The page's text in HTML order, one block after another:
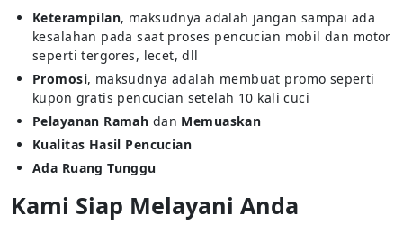
Keterampilan, maksudnya adalah jangan sampai ada
kesalahan pada saat proses pencucian mobil dan motor
seperti tergores, lecet, dll
Promosi, maksudnya adalah membuat promo seperti
kupon gratis pencucian setelah 10 kali cuci
Pelayanan Ramah dan Memuaskan
Kualitas Hasil Pencucian
Ada Ruang Tunggu
Kami Siap Melayani Anda